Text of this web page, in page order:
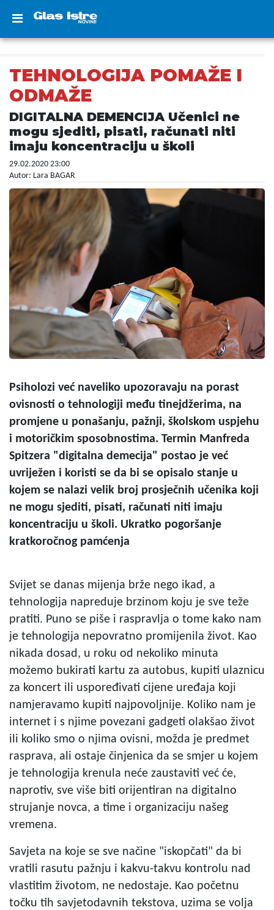
TEHNOLOGIJA POMAŽE I
ODMAŽE
DIGITALNA DEMENCIJA Učenici ne
mogu sjediti, pisati, računati niti
imaju koncentraciju u školi
29.02.2020 23:00
Autor: Lara BAGAR
Psiholozi već naveliko upozoravaju na porast
ovisnosti o tehnologiji među tinejdžerima, na
promjene u ponašanju, pažnji, školskom uspjehu
i motoričkim sposobnostima. Termin Manfreda
Spitzera "digitalna demecija" postao je već
uvriježen i koristi se da bi se opisalo stanje u
kojem se nalazi velik broj prosječnih učenika koji
ne mogu sjediti, pisati, računati niti imaju
koncentraciju u školi. Ukratko pogoršanje
kratkoročnog pamćenja
Svijet se danas mijenja brže nego ikad, a
tehnologija napreduje brzinom koju je sve teže
pratiti. Puno se piše i raspravlja o tome kako nam
je tehnologija nepovratno promijenila život. Kao
nikada dosad, u roku od nekoliko minuta
možemo bukirati kartu za autobus, kupiti ulaznicu
za koncert ili uspoređivati cijene uređaja koji
namjeravamo kupiti najpovoljnije. Koliko nam je
internet i s njime povezani gadgeti olakšao život
ili koliko smo o njima ovisni, možda je predmet
rasprava, ali ostaje činjenica da se smjer u kojem
je tehnologija krenula neće zaustaviti već će,
naprotiv, sve više biti orijentiran na digitalno
strujanje novca, a time i organizaciju našeg
vremena.
Savjeta na koje se sve načine "iskopčati" da bi
vratili rasutu pažnju i kakvu-takvu kontrolu nad
vlastitim životom, ne nedostaje. Kao početnu
točku tih savjetodavnih tekstova, uzima se volja